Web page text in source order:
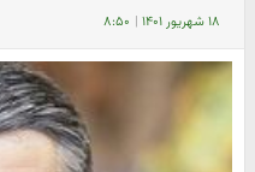
۱۸ شهریور ۱۴۰۱ | ۸:۵۰